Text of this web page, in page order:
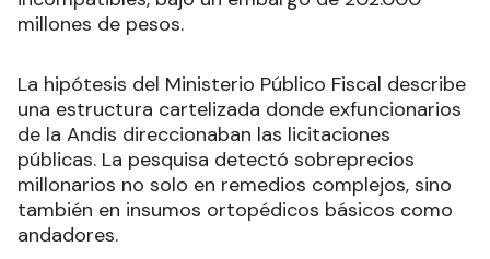
millones de pesos.
La hipótesis del Ministerio Público Fiscal describe
una estructura cartelizada donde exfuncionarios
de la Andis direccionaban las licitaciones
públicas. La pesquisa detectó sobreprecios
millonarios no solo en remedios complejos, sino
también en insumos ortopédicos básicos como
andadores.